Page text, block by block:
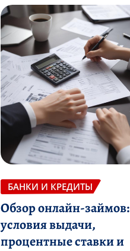
БАНКИ И КРЕДИТЫ
Обзор онлайн-займов:
условия выдачи,
процентные ставки и